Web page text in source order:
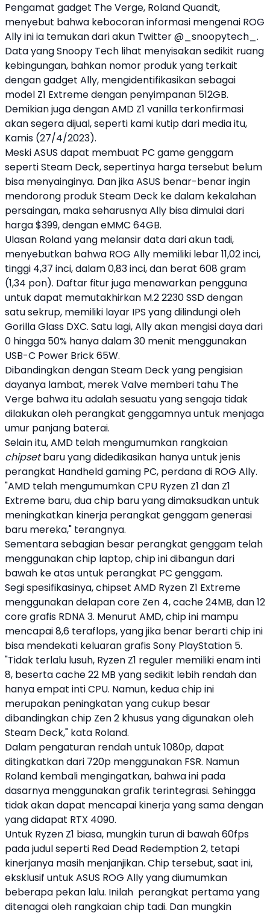
Pengamat gadget The Verge, Roland Quandt,
menyebut bahwa kebocoran informasi mengenai ROG
Ally ini ia temukan dari akun Twitter @_snoopytech_.
Data yang Snoopy Tech lihat menyisakan sedikit ruang
kebingungan, bahkan nomor produk yang terkait
dengan gadget Ally, mengidentifikasikan sebagai
model Z1 Extreme dengan penyimpanan 512GB.
Demikian juga denganAMD Z1 vanilla terkonfirmasi
akan segera dijual, seperti kami kutip dari media itu,
Kamis (27/4/2023).
Meski ASUS dapat membuat PC gamegenggam
seperti Steam Deck, sepertinya harga tersebut belum
bisa menyainginya. Dan jika ASUS benar-benar ingin
mendorong produk Steam Deck ke dalam kekalahan
persaingan, maka seharusnya Ally bisa dimulai dari
harga $399, dengan eMMC 64GB.
Ulasan Roland yang melansir data dari akun tadi,
menyebutkan bahwa ROG Ally memiliki lebar 11,02 inci,
tinggi 4,37 inci, dalam 0,83 inci, dan berat 608 gram
(1,34 pon). Daftar fitur juga menawarkan pengguna
untuk dapat memutakhirkan M.2 2230 SSD dengan
satu sekrup, memiliki layar IPS yang dilindungi oleh
Gorilla Glass DXC. Satu lagi, Ally akan mengisi daya dari
0 hingga 50% hanya dalam 30 menit menggunakan
USB-C Power Brick 65W.
Dibandingkan dengan Steam Deck yang pengisian
dayanya lambat, merek Valve memberi tahu The
Verge bahwa itu adalah sesuatu yang sengaja tidak
dilakukan oleh perangkat genggamnya untuk menjaga
umur panjang baterai.
Selain itu,AMD telah mengumumkan rangkaian
chipsetbaru yang didedikasikan hanya untuk jenis
perangkat Handheld gaming PC, perdana di ROG Ally.
"AMD telah mengumumkan CPU Ryzen Z1 dan Z1
Extreme baru, dua chip baru yang dimaksudkan untuk
meningkatkan kinerja perangkat genggam generasi
baru mereka," terangnya.
Sementara sebagian besar perangkat genggam telah
menggunakan chip laptop, chip ini dibangun dari
bawah ke atas untuk perangkat PC genggam.
Segi spesifikasinya, chipset AMD Ryzen Z1 Extreme
menggunakan delapan core Zen 4, cache 24MB, dan 12
core grafis RDNA 3. Menurut AMD, chip ini mampu
mencapai 8,6 teraflops, yang jika benar berarti chip ini
bisa mendekati keluaran grafis Sony PlayStation 5.
"Tidak terlalu lusuh, Ryzen Z1 reguler memiliki enam inti
8, beserta cache 22 MB yang sedikit lebih rendah dan
hanya empat inti CPU. Namun, kedua chip ini
merupakan peningkatan yang cukup besar
dibandingkan chip Zen 2 khusus yang digunakan oleh
Steam Deck," kata Roland.
Dalam pengaturan rendah untuk 1080p, dapat
ditingkatkan dari 720p menggunakan FSR. Namun
Roland kembali mengingatkan, bahwa ini pada
dasarnya menggunakan grafik terintegrasi. Sehingga
tidak akan dapat mencapai kinerja yang sama dengan
yang didapat RTX 4090.
Untuk Ryzen Z1 biasa, mungkin turun di bawah 60fps
pada judul seperti Red Dead Redemption 2, tetapi
kinerjanya masih menjanjikan. Chip tersebut, saat ini,
eksklusif untuk ASUS ROG Ally yang diumumkan
beberapa pekan lalu. Inilah perangkat pertama yang
ditenagai oleh rangkaian chip tadi. Dan mungkin